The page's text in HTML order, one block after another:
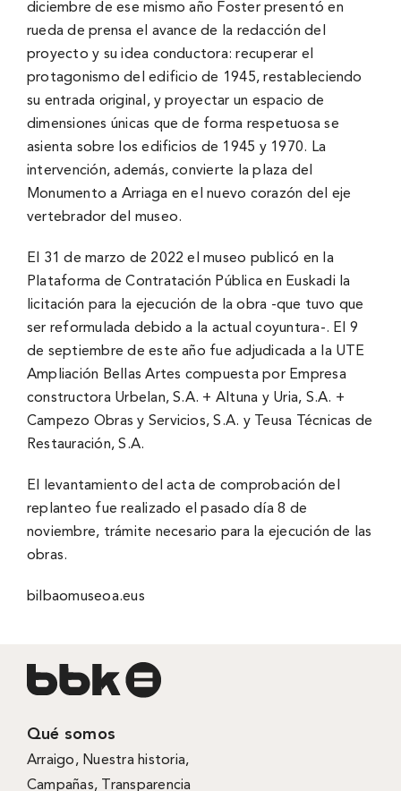
diciembre de ese mismo año Foster presentó en
rueda de prensa el avance de la redacción del
proyecto y su idea conductora: recuperar el
protagonismo del edificio de 1945, restableciendo
su entrada original, y proyectar un espacio de
dimensiones únicas que de forma respetuosa se
asienta sobre los edificios de 1945 y 1970. La
intervención, además, convierte la plaza del
Monumento a Arriaga en el nuevo corazón del eje
vertebrador del museo.
El 31 de marzo de 2022 el museo publicó en la
Plataforma de Contratación Pública en Euskadi la
licitación para la ejecución de la obra -que tuvo que
ser reformulada debido a la actual coyuntura-. El 9
de septiembre de este año fue adjudicada a la UTE
Ampliación Bellas Artes compuesta por Empresa
constructora Urbelan, S.A. + Altuna y Uria, S.A. +
Campezo Obras y Servicios, S.A. y Teusa Técnicas de
Restauración, S.A.
El levantamiento del acta de comprobación del
replanteo fue realizado el pasado día 8 de
noviembre, trámite necesario para la ejecución de las
obras.
bilbaomuseoa.eus
Qué somos
Arraigo, Nuestra historia,
Campañas, Transparencia